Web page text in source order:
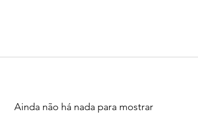
Ainda não há nada para mostrar